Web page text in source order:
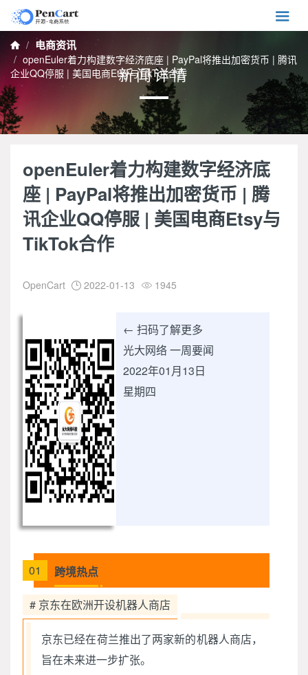

新闻详情
 电商资讯
openEuler着力构建数字经济底座 | PayPal将推出加密货币 | 腾讯
企业QQ停服 | 美国电商Etsy与TikTok合作
openEuler着力构建数字经济底
座 | PayPal将推出加密货币 | 腾
讯企业QQ停服 | 美国电商Etsy与
TikTok合作
OpenCart  2022-01-13  1945
← 扫码了解更多
光大网络 一周要闻
2022年01月13日
星期四
01 跨境热点
# 京东在欧洲开设机器人商店
京东已经在荷兰推出了两家新的机器人商店，
旨在未来进一步扩张。